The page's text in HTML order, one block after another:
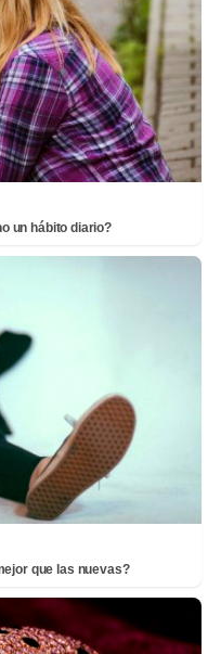
un hábito diario?
que las nuevas?